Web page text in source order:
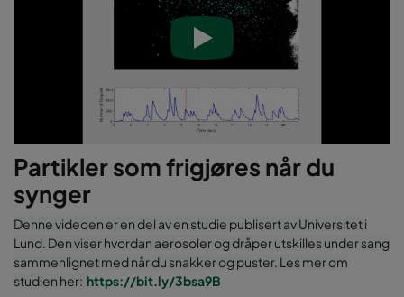
Partikler som frigjøres når du
synger
Denne videoen er en del av en studie publisert av Universitet i
Lund. Den viser hvordan aerosoler og dråper utskilles under sang
sammenlignet med når du snakker og puster. Les mer om
studien her: https://bit.ly/3bsa9B